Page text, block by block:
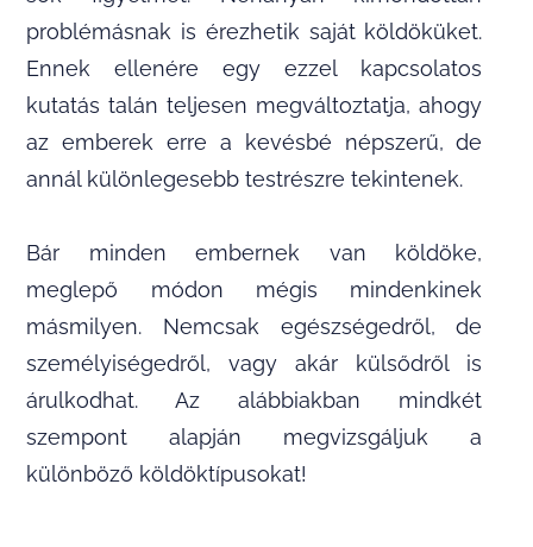
problémásnak is érezhetik saját köldöküket.
Ennek ellenére egy ezzel kapcsolatos
kutatás talán teljesen megváltoztatja, ahogy
az emberek erre a kevésbé népszerű, de
annál különlegesebb testrészre tekintenek.
Bár minden embernek van köldöke,
meglepő módon mégis mindenkinek
másmilyen. Nemcsak egészségedről, de
személyiségedről, vagy akár külsődről is
árulkodhat. Az alábbiakban mindkét
szempont alapján megvizsgáljuk a
különböző köldöktípusokat!